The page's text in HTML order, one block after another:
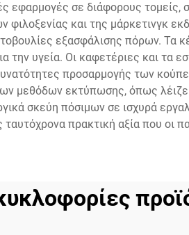
εφαρμογές σε διάφορους
και της μάρκετινγκ
εξασφάλισης πόρων. Τα
την υγεία. Οι καφετέριες και τα
προσαρμογής των
μεθόδων εκτύπωσης, όπως
σκεύη πόσιμων σε ισχυρά
πρακτική αξία που οι